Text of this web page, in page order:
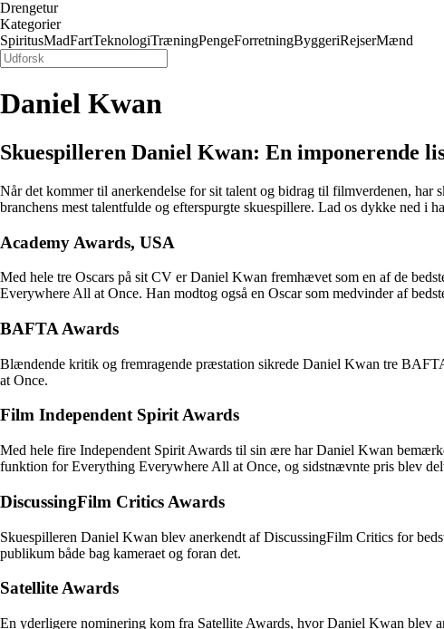
Drengetur
Kategorier
SpiritusMadFartTeknologiTræningPengeForretningByggeriRejserMænd
Daniel Kwan
Skuespilleren Daniel Kwan: En imponerende
Når det kommer til anerkendelse for sit talent og bidrag til filmverdenen,
branchens mest talentfulde og efterspurgte skuespillere. Lad os dykke ned i
Academy Awards, USA
Med hele tre Oscars på sit CV er Daniel Kwan fremhævet som en af de
Everywhere All at Once. Han modtog også en Oscar som medvinder af
BAFTA Awards
Blændende kritik og fremragende præstation sikrede Daniel Kwan tre
at Once.
Film Independent Spirit Awards
Med hele fire Independent Spirit Awards til sin ære har Daniel Kwan
funktion for Everything Everywhere All at Once, og sidstnævnte pris blev
DiscussingFilm Critics Awards
Skuespilleren Daniel Kwan blev anerkendt af DiscussingFilm Critics for
publikum både bag kameraet og foran det.
Satellite Awards
En yderligere nominering kom fra Satellite Awards, hvor Daniel Kwan blev